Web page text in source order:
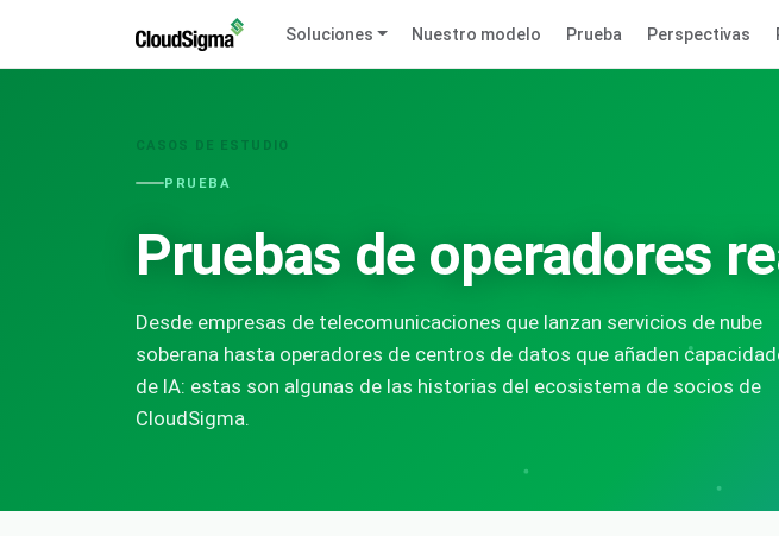
Soluciones Nuestro modelo Prueba Perspectivas
CASOS DE ESTUDIO
PRUEBA
Pruebas de operadores
Desde empresas de telecomunicaciones que lanzan servicios de nube
soberana hasta operadores de centros de datos que añaden
de IA: estas son algunas de las historias del ecosistema de socios de
CloudSigma.